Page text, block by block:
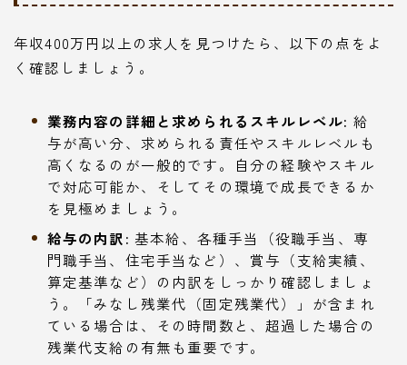
年収400万円以上の求人を見つけたら、以下の点をよ
く確認しましょう。
業務内容の詳細と求められるスキルレベル: 給
与が高い分、求められる責任やスキルレベルも
高くなるのが一般的です。自分の経験やスキル
で対応可能か、そしてその環境で成長できるか
を見極めましょう。
給与の内訳: 基本給、各種手当（役職手当、専
門職手当、住宅手当など）、賞与（支給実績、
算定基準など）の内訳をしっかり確認しましょ
う。「みなし残業代（固定残業代）」が含まれ
ている場合は、その時間数と、超過した場合の
残業代支給の有無も重要です。